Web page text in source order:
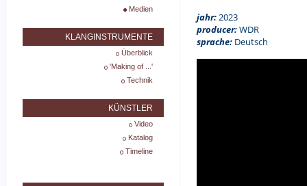
Medien
KLANGINSTRUMENTE
Überblick
'Making of ...'
Technik
KÜNSTLER
Video
Katalog
Timeline
jahr:2023
producer:WDR
sprache: Deutsch